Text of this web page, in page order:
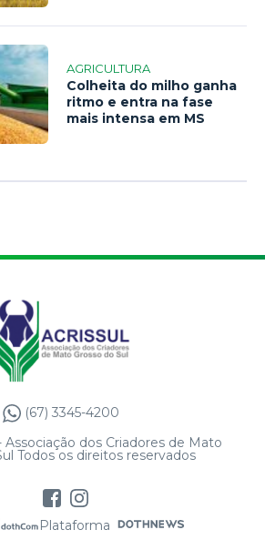
AGRICULTURA
Colheita do milho ganha
ritmo e entra na fase
mais intensa em MS
(67) 3345-4200
Associação dos Criadores de Mato
Todos os direitos reservados
Plataforma